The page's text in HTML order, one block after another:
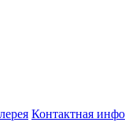
Контактная